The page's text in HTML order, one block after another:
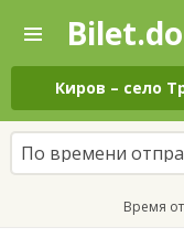
—
Поиск
и
покупка
билетов
на
автобус
онлайн
Bilet.do
Киров – село
По времени
Время